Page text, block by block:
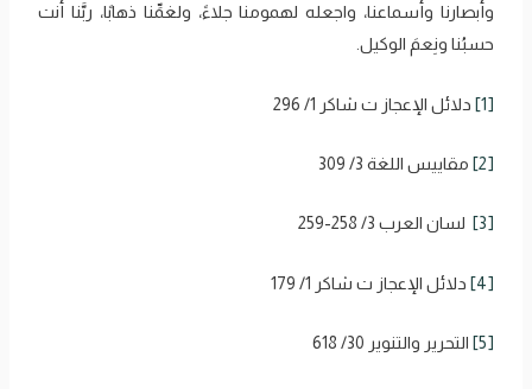
وأبصارنا وأسماعنا، واجعله لهمومنا جلاءً، ولغمِّنا ذهابًا، ربَّنا أنت
حسبُنا ونِعمَ الوكيل.
[1] دلائل الإعجاز ت شاكر 1/ 296
[2] مقاييس اللغة 3/ 309
[3] لسان العرب 3/ 258-259
[4] دلائل الإعجاز ت شاكر 1/ 179
[5] التحرير والتنوير 30/ 618